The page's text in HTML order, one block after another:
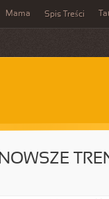
Mama Spis Treści